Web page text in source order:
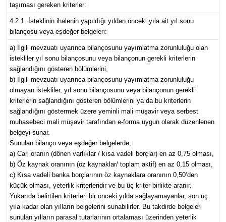
taşıması gereken kriterler:
4.2.1. İsteklinin ihalenin yapıldığı yıldan önceki yıla ait yıl sonu
bilançosu veya eşdeğer belgeleri:
a) İlgili mevzuatı uyarınca bilançosunu yayımlatma zorunluluğu olan
istekliler yıl sonu bilançosunu veya bilançonun gerekli kriterlerin
sağlandığını gösteren bölümlerini,
b) İlgili mevzuatı uyarınca bilançosunu yayımlatma zorunluluğu
olmayan istekliler, yıl sonu bilançosunu veya bilançonun gerekli
kriterlerin sağlandığını gösteren bölümlerini ya da bu kriterlerin
sağlandığını göstermek üzere yeminli mali müşavir veya serbest
muhasebeci mali müşavir tarafından e-forma uygun olarak düzenlenen
belgeyi sunar.
Sunulan bilanço veya eşdeğer belgelerde;
a) Cari oranın (dönen varlıklar / kısa vadeli borçlar) en az 0,75 olması,
b) Öz kaynak oranının (öz kaynaklar/ toplam aktif) en az 0,15 olması,
c) Kısa vadeli banka borçlarının öz kaynaklara oranının 0,50’den
küçük olması, yeterlik kriterleridir ve bu üç kriter birlikte aranır.
Yukarıda belirtilen kriterleri bir önceki yılda sağlayamayanlar, son üç
yıla kadar olan yılların belgelerini sunabilirler. Bu takdirde belgeleri
sunulan yılların parasal tutarlarının ortalaması üzerinden yeterlik